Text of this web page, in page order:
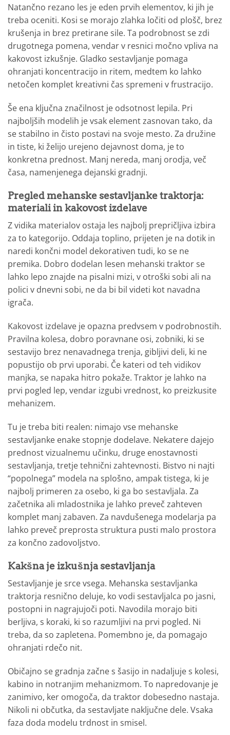
Natančno rezano les je eden prvih elementov, ki jih je
treba oceniti. Kosi se morajo zlahka ločiti od plošč, brez
krušenja in brez pretirane sile. Ta podrobnost se zdi
drugotnega pomena, vendar v resnici močno vpliva na
kakovost izkušnje. Gladko sestavljanje pomaga
ohranjati koncentracijo in ritem, medtem ko lahko
netočen komplet kreativni čas spremeni v frustracijo.
Še ena ključna značilnost je odsotnost lepila. Pri
najboljših modelih je vsak element zasnovan tako, da
se stabilno in čisto postavi na svoje mesto. Za družine
in tiste, ki želijo urejeno dejavnost doma, je to
konkretna prednost. Manj nereda, manj orodja, več
časa, namenjenega dejanski gradnji.
Pregled mehanske sestavljanke traktorja:
materiali in kakovost izdelave
Z vidika materialov ostaja les najbolj prepričljiva izbira
za to kategorijo. Oddaja toplino, prijeten je na dotik in
naredi končni model dekorativen tudi, ko se ne
premika. Dobro dodelan lesen mehanski traktor se
lahko lepo znajde na pisalni mizi, v otroški sobi ali na
polici v dnevni sobi, ne da bi bil videti kot navadna
igrača.
Kakovost izdelave je opazna predvsem v podrobnostih.
Pravilna kolesa, dobro poravnane osi, zobniki, ki se
sestavijo brez nenavadnega trenja, gibljivi deli, ki ne
popustijo ob prvi uporabi. Če kateri od teh vidikov
manjka, se napaka hitro pokaže. Traktor je lahko na
prvi pogled lep, vendar izgubi vrednost, ko preizkusite
mehanizem.
Tu je treba biti realen: nimajo vse mehanske
sestavljanke enake stopnje dodelave. Nekatere dajejo
prednost vizualnemu učinku, druge enostavnosti
sestavljanja, tretje tehnični zahtevnosti. Bistvo ni najti
“popolnega” modela na splošno, ampak tistega, ki je
najbolj primeren za osebo, ki ga bo sestavljala. Za
začetnika ali mladostnika je lahko preveč zahteven
komplet manj zabaven. Za navdušenega modelarja pa
lahko preveč preprosta struktura pusti malo prostora
za končno zadovoljstvo.
Kakšna je izkušnja sestavljanja
Sestavljanje je srce vsega. Mehanska sestavljanka
traktorja resnično deluje, ko vodi sestavljalca po jasni,
postopni in nagrajujoči poti. Navodila morajo biti
berljiva, s koraki, ki so razumljivi na prvi pogled. Ni
treba, da so zapletena. Pomembno je, da pomagajo
ohranjati rdečo nit.
Običajno se gradnja začne s šasijo in nadaljuje s kolesi,
kabino in notranjim mehanizmom. To napredovanje je
zanimivo, ker omogoča, da traktor dobesedno nastaja.
Nikoli ni občutka, da sestavljate naključne dele. Vsaka
faza doda modelu trdnost in smisel.